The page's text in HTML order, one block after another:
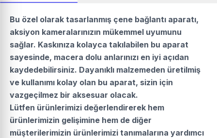
Bu özel olarak tasarlanmış çene bağlantı aparatı,
aksiyon kameralarınızın mükemmel uyumunu
sağlar. Kaskınıza kolayca takılabilen bu aparat
sayesinde, macera dolu anlarınızı en iyi açıdan
kaydedebilirsiniz. Dayanıklı malzemeden üretilmiş
ve kullanımı kolay olan bu aparat, sizin için
vazgeçilmez bir aksesuar olacak.
Lütfen ürünlerimizi değerlendirerek hem
ürünlerimizin gelişimine hem de diğer
müşterilerimizin ürünlerimizi tanımalarına yardımcı